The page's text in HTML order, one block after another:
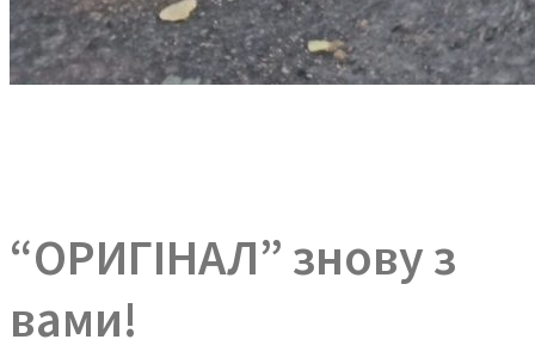
“ОРИГІНАЛ” знову з
вами!